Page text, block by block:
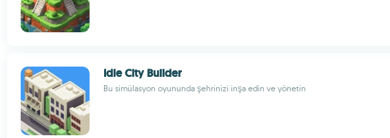
Idle City Builder
Bu simülasyon oyununda şehrinizi inşa edin ve yönetin